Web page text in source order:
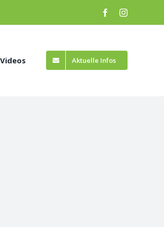
FacebookInstagram
Videos Aktuelle Infos